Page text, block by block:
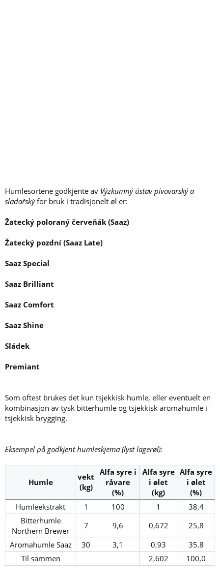
Humlesortene godkjente av Výzkumný ústav pivovarský a
sladařskýfor bruk i tradisjonelt øl er:
Žatecký poloraný červeňák (Saaz)
Žatecký pozdní (Saaz Late)
Saaz Special
Saaz Brilliant
Saaz Comfort
Saaz Shine
Sládek
Premiant
Som oftest brukes det kun tsjekkisk humle, eller eventuelt en
kombinasjon av tysk bitterhumle og tsjekkisk aromahumle i
tsjekkisk brygging.
Eksempel på godkjent humleskjema (lyst lagerøl):
Humle
vekt
(kg)
Αlfa syre i
råvare
(%)
Alfa syre
i ølet
(kg)
Alfa syre
i ølet
(%)
Humleekstrakt​
1​ 100​ 1​
38,4​
Bitterhumle
Northern Brewer​
7​ 9,6​ 0,672​
25,8​
Aromahumle Saaz​
30​ 3,1​ 0,93​
35,8​
Til sammen​
2,602​ 100,0​